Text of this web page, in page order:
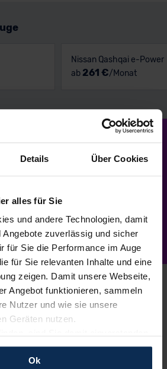
Details Über Cookies
alles für Sie
und andere Technologien, damit
zuverlässig und sicher
für Sie die Performance im Auge
für Sie relevanten Inhalte und eine
zeigen. Damit unsere Webseite,
Angebot funktionieren, sammeln
Nutzer und wie sie unsere
Geräten nutzen.
für unseren Service zu
Daten an Dritte weiterzugeben,
Ok
Nissan Qashqai e-Power
ab 261 €/Monat
Lieblingsmodell – wir suchen es für
kostenlos und unverbindlich